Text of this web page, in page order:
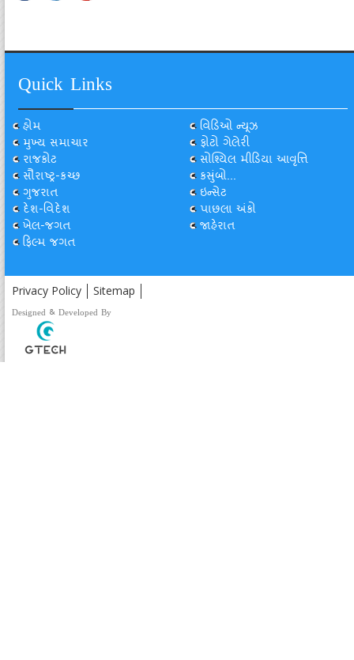
Quick Links
હોમ
મુખ્ય સમાચાર
રાજકોટ
સૌરાષ્ટ્ર-કચ્છ
ગુજરાત
દેશ-વિદેશ
ખેલ-જગત
ફિલ્મ જગત
વિડિઓ ન્યૂઝ
ફોટો ગેલેરી
સોશ્યિલ મીડિયા આવૃત્તિ
કસુંબો...
ઇન્સેટ
પાછલા અંકો
જાહેરાત
Privacy Policy Sitemap
Designed & Developed By